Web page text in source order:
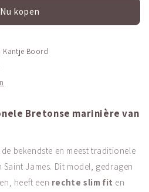
Nu kopen
Kantje Boord
Bretonse marinière van
de bekendste en meest traditionele
Saint James. Dit model, gedragen
heeft een rechte slim fit en